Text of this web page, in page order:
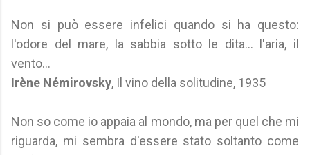
Non si può essere infelici quando si ha questo:
l'odore del mare, la sabbia sotto le dita... l'aria, il
vento...
Irène Némirovsky, Il vino della solitudine, 1935
Non so come io appaia al mondo, ma per quel che mi
riguarda, mi sembra d'essere stato soltanto come